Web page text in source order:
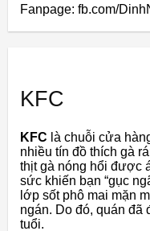
Fanpage: fb.com/
KFC
KFC là chuỗi cửa
nhiều tín đồ thích gà
thịt gà nóng hổi được
sức khiến bạn “gục
lớp sốt phô mai mặn
ngán. Do đó, quán
tuổi.